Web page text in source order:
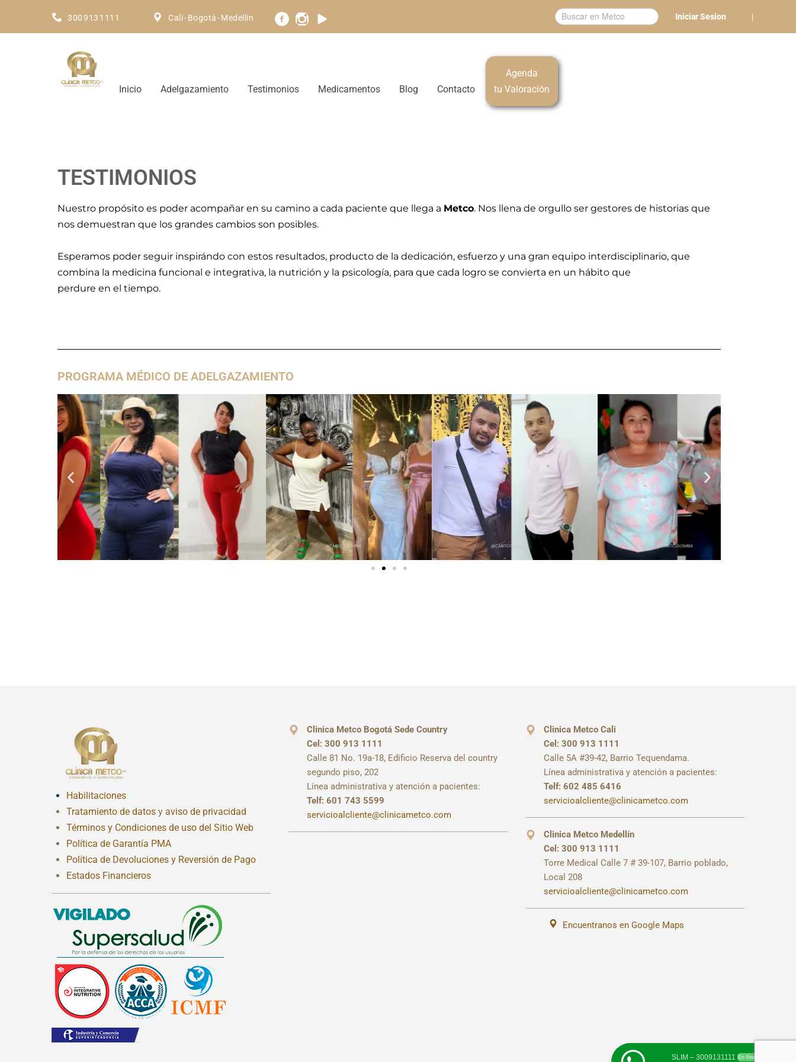
300 913 1111 Cali - Bogotá - Medellin Iniciar Sesion |
Inicio Adelgazamiento Testimonios Medicamentos Blog Contacto
Agenda
tu Valoración
TESTIMONIOS
Nuestro propósito es poder acompañar en su camino a cada paciente que llega a Metco. Nos llena de orgullo ser gestores de historias que
nos demuestran que los grandes cambios son posibles.
Esperamos poder seguir inspirándo con estos resultados, producto de la dedicación, esfuerzo y una gran equipo interdisciplinario, que
combina la medicina funcional e integrativa, la nutrición y la psicología, para que cada logro se convierta en un hábito que
perdure en el tiempo.
PROGRAMA MÉDICO DE ADELGAZAMIENTO
Habilitaciones
Tratamiento de datos y aviso de privacidad
Términos y Condiciones de uso del Sitio Web
Política de Garantía PMA
Política de Devoluciones y Reversión de Pago
Estados Financieros
Clinica Metco Bogotá Sede Country
Cel: 300 913 1111
Calle 81 No. 19a-18, Edificio Reserva del country
segundo piso, 202
Línea administrativa y atención a pacientes:
Telf: 601 743 5599
servicioalcliente@clinicametco.com
Clinica Metco Cali
Cel: 300 913 1111
Calle 5A #39-42, Barrio Tequendama.
Línea administrativa y atención a pacientes:
Telf: 602 485 6416
servicioalcliente@clinicametco.com
Clinica Metco Medellín
Cel: 300 913 1111
Torre Medical Calle 7 # 39-107, Barrio poblado,
Local 208
servicioalcliente@clinicametco.com
Encuentranos en Google Maps
SLIM – 3009131111 En línea